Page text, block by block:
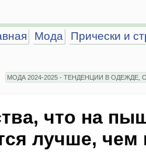
Мода Прически и
МОДА 2024-2025 - ТЕНДЕНЦИИ В ОДЕЖДЕ,
что на
лучше, чем